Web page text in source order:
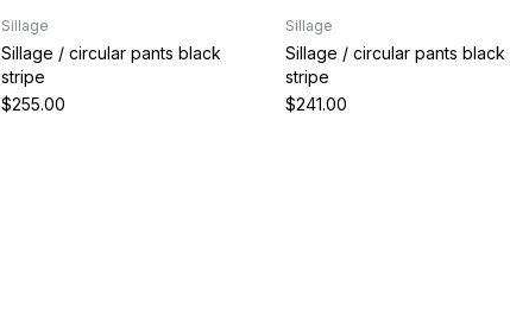
Sillage
Sillage / circular pants black
stripe
$255.00
Sillage
Sillage / circular pants black
stripe
$241.00